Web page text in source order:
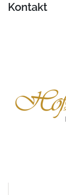
Kontakt